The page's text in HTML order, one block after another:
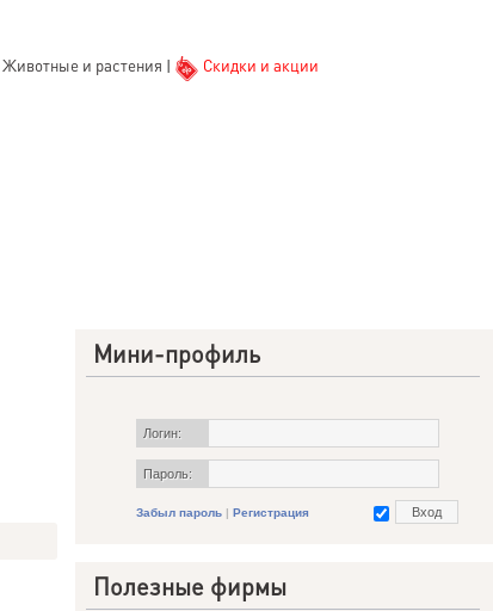
Животные и растения | Скидки и акции
Мини-профиль
Логин:
Пароль:
Забыл пароль | Регистрация
Полезные фирмы